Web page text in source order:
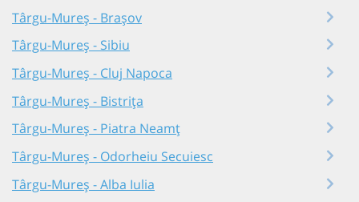
Târgu-Mureș - Brașov
Târgu-Mureș - Sibiu
Târgu-Mureș - Cluj Napoca
Târgu-Mureș - Bistrița
Târgu-Mureș - Piatra Neamț
Târgu-Mureș - Odorheiu Secuiesc
Târgu-Mureș - Alba Iulia